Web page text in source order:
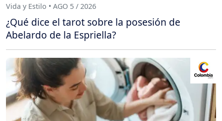
Vida y Estilo • AGO 5 / 2026
¿Qué dice el tarot sobre la posesión de
Abelardo de la Espriella?